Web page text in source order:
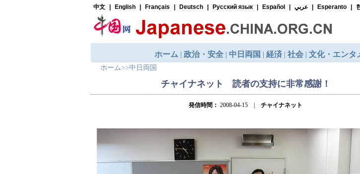
ホーム>>中日両国
チャイナネット 読者の支持に非常感謝！
発信時間： 2008-04-15 | チャイナネット